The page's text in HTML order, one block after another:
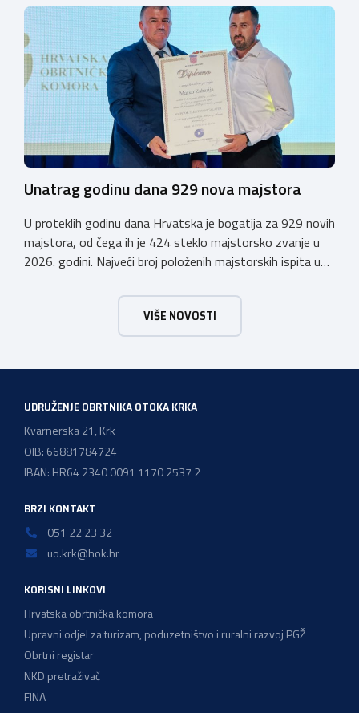
otvoren u petak, 23. listopada 2026. u
poslijepodnevnim, uz uvodno predavanje i pozdrav
domaćina. Tijekom subote, 24. listopada, održavat će se
predavanja, interaktivne radionice te okrugli stolovi na
aktualne teme. […]
Unatrag godinu dana 929 nova majstora
U proteklih godinu dana Hrvatska je bogatija za 929 novih
majstora, od čega ih je 424 steklo majstorsko zvanje u
2026. godini. Najveći broj položenih majstorskih ispita u
majstor elektroinstalater, majstor frizer, majstor
vodoinstalatera, instalatera grijanja i klimatizacije te
majstora automehaničara. Najveći broj navedenih
VIŠE NOVOSTI
UDRUŽENJE OBRTNIKA OTOKA KRKA
Kvarnerska 21, Krk
OIB: 66881784724
IBAN: HR64 2340 0091 1170 2537 2
BRZI KONTAKT
051 22 23 32
uo.krk@hok.hr
KORISNI LINKOVI
Hrvatska obrtnička komora
Upravni odjel za turizam, poduzetništvo i ruralni razvoj PGŽ
Obrtni registar
NKD pretraživač
FINA